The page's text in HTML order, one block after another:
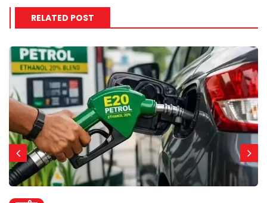
RELATED POST